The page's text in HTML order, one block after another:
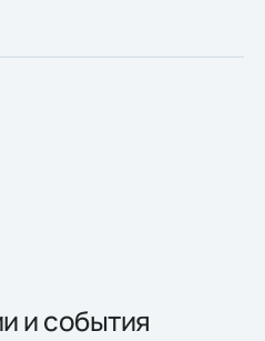
и события